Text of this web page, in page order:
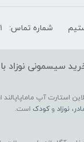
شماره تماس:
سیسمونی نوزاد
استارت آپ ماماپاپالند
، نوزاد وکودک است.